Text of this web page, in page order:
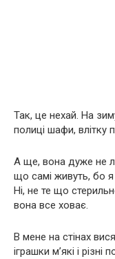
Так, це нехай. На
полиці шафи, влітку
А ще, вона дуже не
що самі живуть, бо я
Ні, не те що
вона все ховає.
В мене на стінах
іграшки м’які і